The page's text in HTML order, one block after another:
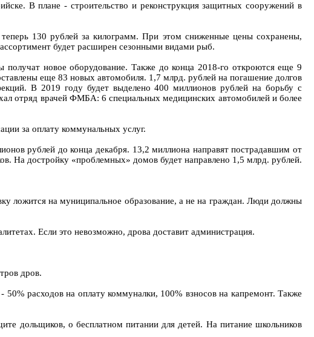
В плане - строительство и реконструкция защитных сооружений в
130 рублей за килограмм. При этом сниженные цены сохранены,
будет расширен сезонными видами рыб.
новое оборудование. Также до конца 2018-го откроются еще 9
еще 83 новых автомобиля. 1,7 млрд. рублей на погашение долгов
В 2019 году будет выделено 400 миллионов рублей на борьбу с
отряд врачей ФМБА: 6 специальных медицинских автомобилей и более
за оплату коммунальных услуг.
рублей до конца декабря. 13,2 миллиона направят пострадавшим от
На достройку «проблемных» домов будет направлено 1,5 млрд. рублей.
ложится на муниципальное образование, а не на граждан. Люди должны
Если это невозможно, дрова доставит администрация.
дров.
расходов на оплату коммуналки, 100% взносов на капремонт. Также
дольщиков, о бесплатном питании для детей. На питание школьников